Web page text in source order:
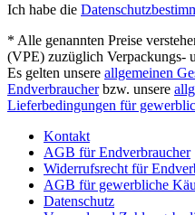
Ich habe die
* Alle genannten Preise
(VPE) zuzüglich Verpackungs-
Es gelten unsere allgemeinen
Endverbraucherbzw. unsere
Lieferbedingungen für
Kontakt
AGB für Endverbraucher
Widerrufsrecht für
AGB für gewerbliche
Datenschutz